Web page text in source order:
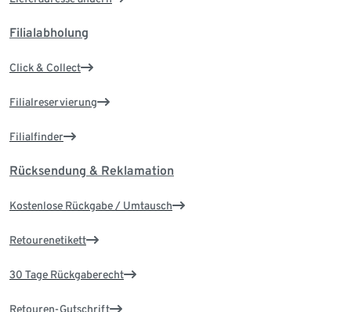
Filialabholung
Click & Collect
Filialreservierung
Filialfinder
Rücksendung & Reklamation
Kostenlose Rückgabe / Umtausch
Retourenetikett
30 Tage Rückgaberecht
Retouren-Gutschrift